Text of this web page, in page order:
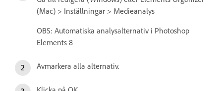
(Mac) > Inställningar > Medieanalys
OBS: Automatiska analysalternativ i Photoshop
Elements 8
Avmarkera alla alternativ.